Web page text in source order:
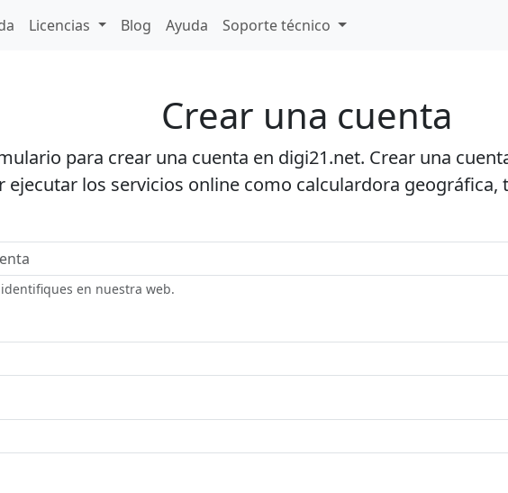
Licencias Blog Ayuda Soporte técnico
Crear una cuenta
para crear una cuenta en digi21.net. Crear una
ejecutar los servicios online como calculardora geográfica,
en nuestra web.